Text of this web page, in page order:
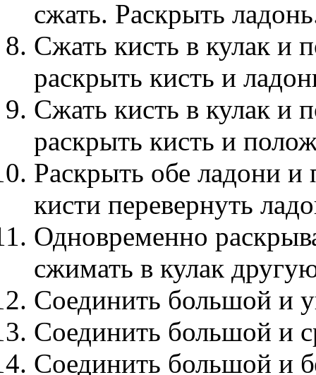
сжать. Раскрыть
Сжать кисть в кулак и
раскрыть кисть и
Сжать кисть в кулак и
раскрыть кисть и
Раскрыть обе ладони и
кисти перевернуть
Одновременно
сжимать в кулак
Соединить большой и
Соединить большой и
Соединить большой и